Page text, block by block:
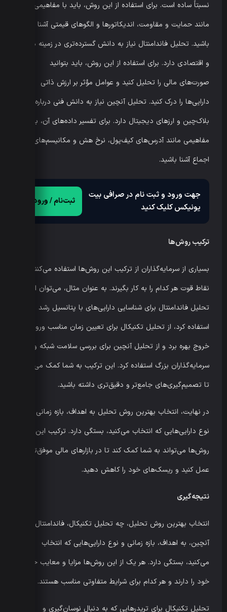
نسبتاً ساده است. برای استفاده از این روش، باید با مفاهیمی
مانند حمایت و مقاومت، اندیکاتورها و الگوهای قیمتی آشنا
باشید. تحلیل فاندامنتال نیاز به دانش گسترده‌تری در زمینه مالی
و اقتصادی دارد. برای استفاده از این روش، باید بتوانید
صورت‌های مالی را تحلیل کنید و عوامل مؤثر بر ارزش ذاتی
دارایی‌ها را درک کنید. تحلیل آنچین نیاز به دانش فنی درباره
بلاک‌چین و ارزهای دیجیتال دارد. برای تفسیر داده‌های آن، باید با
مفاهیمی مانند آدرس‌های کیف‌پول، نرخ هش و مکانیسم‌های
اجماع آشنا باشید.
جهت ورود و ثبت نام در صرافی بیت
یونیکس کلیک کنید
ثبت‌نام / ورود
ترکیب روش‌ها
بسیاری از سرمایه‌گذاران از ترکیب این روش‌ها استفاده می‌کنند تا
نقاط قوت هر کدام را به کار بگیرند. به عنوان مثال، می‌توان از
تحلیل فاندامنتال برای شناسایی دارایی‌های با پتانسیل رشد
استفاده کرد، از تحلیل تکنیکال برای تعیین زمان مناسب ورود و
خروج بهره برد و از تحلیل آنچین برای بررسی سلامت شبکه و رفتار
سرمایه‌گذاران بزرگ استفاده کرد. این ترکیب به شما کمک می‌کند
تا تصمیم‌گیری‌های جامع‌تر و دقیق‌تری داشته باشید.
در نهایت، انتخاب بهترین روش تحلیل به اهداف، بازه زمانی و
نوع دارایی‌هایی که انتخاب می‌کنید، بستگی دارد. ترکیب این
روش‌ها می‌تواند به شما کمک کند تا در بازارهای مالی موفق‌تر
عمل کنید و ریسک‌های خود را کاهش دهید.
نتیجه‌گیری
انتخاب بهترین روش تحلیل، چه تحلیل تکنیکال، فاندامنتال یا
آنچین، به اهداف، بازه زمانی و نوع دارایی‌هایی که انتخاب
می‌کنید، بستگی دارد. هر یک از این روش‌ها مزایا و معایب خاص
خود را دارند و هر کدام برای شرایط متفاوتی مناسب هستند.
تحلیل تکنیکال برای تریدرهایی که به دنبال نوسان‌گیری و